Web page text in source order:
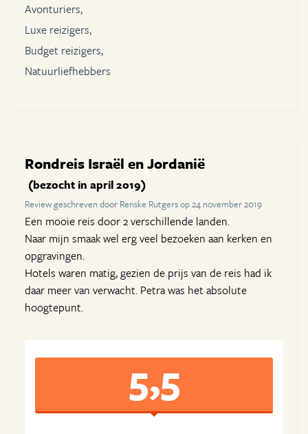
Avonturiers,
Luxe reizigers,
Budget reizigers,
Natuurliefhebbers
Rondreis Israël en Jordanië
(bezocht in april 2019)
Review geschreven door Renske Rutgers op 24 november 2019
Een mooie reis door 2 verschillende landen.
Naar mijn smaak wel erg veel bezoeken aan kerken en
opgravingen.
Hotels waren matig, gezien de prijs van de reis had ik
daar meer van verwacht. Petra was het absolute
hoogtepunt.
5,5